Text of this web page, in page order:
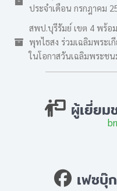
ประจำเดือน กรกฎาคม
สพป.บุรีรัมย์ เขต 4 พร้อ
พุทไธสง ร่วมเฉลิมพระเ
ในโอกาสวันเฉลิมพระช
ผู้เยี่ยม
เฟซบุ๊ก